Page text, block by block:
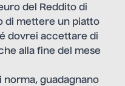
del Reddito di
di mettere un piatto
dovrei accettare di
alla fine del mese
norma, guadagnano